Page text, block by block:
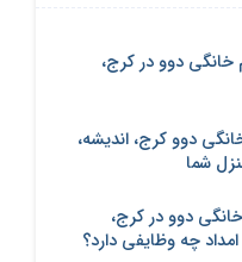
خانگی دوو در کرج،
دوو کرج، اندیشه،
شما
خانگی دوو در کرج،
چه وظایفی دارد؟